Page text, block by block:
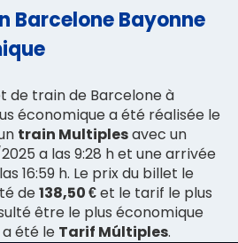
Barcelone Bayonne
de train de Barcelone à
économique a été réalisée le
train Multiplesavec un
a las 9:28 h et une arrivée
16:59 h. Le prix du billet le
de138,50 €et le tarif le plus
être le plus économique
été le Tarif Múltiples.